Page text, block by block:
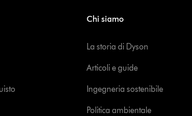
Chi siamo
La storia di Dyson
Articoli e guide
Ingegneria sostenibile
Politica ambientale